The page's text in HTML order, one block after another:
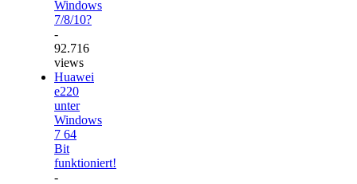
Windows
7/8/10?
-
92.716
views
Huawei
e220
unter
Windows
7 64
Bit
funktioniert!
-